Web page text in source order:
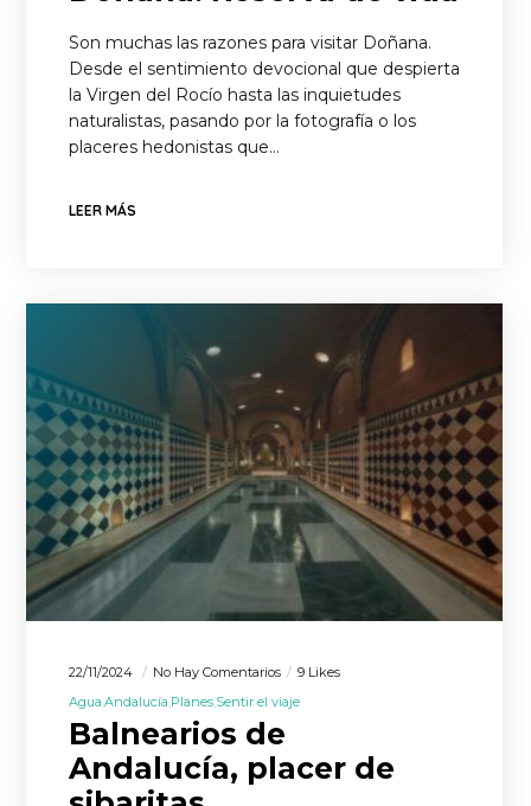
Son muchas las razones para visitar Doñana.
Desde el sentimiento devocional que despierta
la Virgen del Rocío hasta las inquietudes
naturalistas, pasando por la fotografía o los
placeres hedonistas que…
LEER MÁS
22/11/2024 No Hay Comentarios
9 Likes
Agua Andalucía Planes Sentir el viaje
Balnearios de
Andalucía, placer de